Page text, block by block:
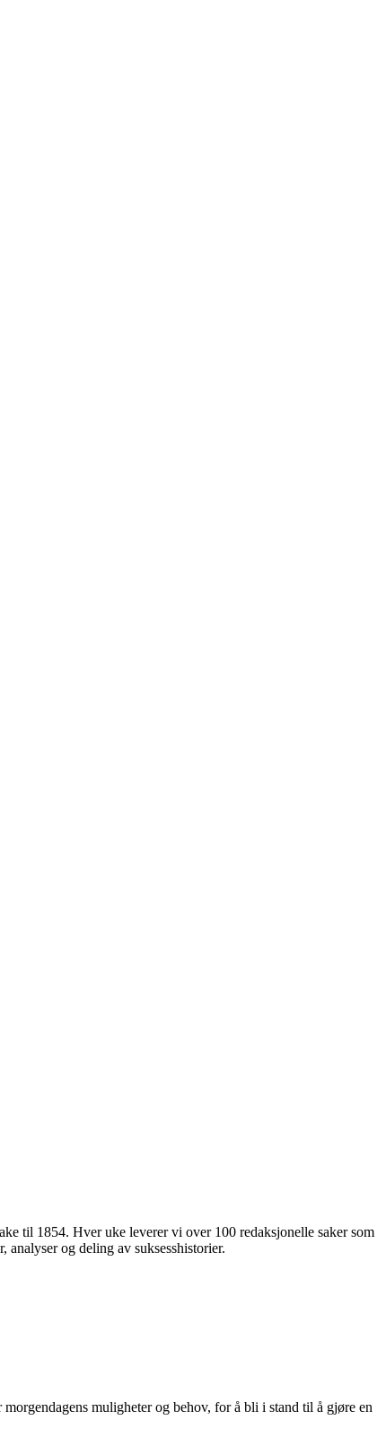
til 1854. Hver uke leverer vi over 100 redaksjonelle saker som
og deling av suksesshistorier.
muligheter og behov, for å bli i stand til å gjøre en